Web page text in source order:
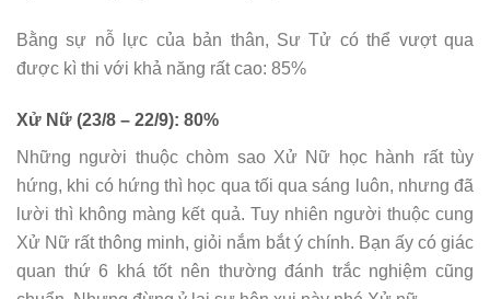
Bằng sự nỗ lực của bản thân, Sư Tử có thể vượt qua
được kì thi với khả năng rất cao: 85%
Xử Nữ (23/8 – 22/9): 80%
Những người thuộc chòm sao Xử Nữ học hành rất tùy
hứng, khi có hứng thì học qua tối qua sáng luôn, nhưng đã
lười thì không màng kết quả. Tuy nhiên người thuộc cung
Xử Nữ rất thông minh, giỏi nắm bắt ý chính. Bạn ấy có giác
quan thứ 6 khá tốt nên thường đánh trắc nghiệm cũng